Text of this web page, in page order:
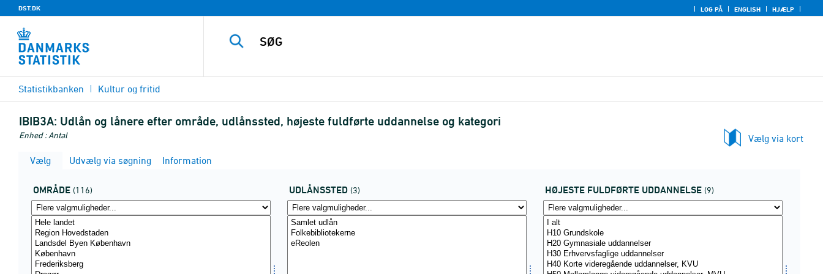
DST.DK LOG PÅ ENGLISH HJÆLP
Statistikbanken Kultur og fritid
IBIB3A: Udlån og lånere efter område, udlånssted, højeste fuldførte uddannelse og kategori
Enhed : Antal
Vælg via kort
Vælg
Udvælg via søgning Information
OMRÅDE (116) UDLÅNSSTED (3) HØJESTE FULDFØRTE UDDANNELSE (9)